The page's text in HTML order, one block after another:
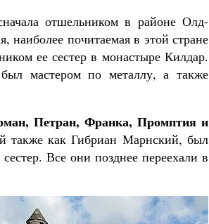
отшельником в районе Олд-
почитаемая в этой стране
ее сестер в монастыре Килдар.
мастером по металлу, а также
Петран, Франка, Промптия и
также как Гибриан Марнский, был
Все они позднее переехали в